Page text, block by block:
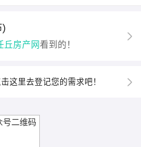
)
丘房产网看到的！
这里去登记您的需求吧！